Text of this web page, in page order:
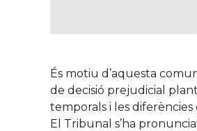
És motiu d’aquesta
de decisió prejudicial
temporals i les diferències
El Tribunal s’ha